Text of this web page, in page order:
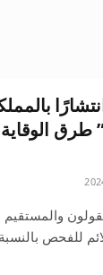
طرق
والمستقيم
للفحص